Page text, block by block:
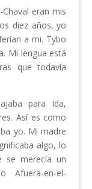
eran mis
diez años, yo
a mi. Tybo
Mi lengua está
que todavía
para Ida,
Así es como
yo. Mi madre
algo, lo
se merecía un
Afuera-en-el-